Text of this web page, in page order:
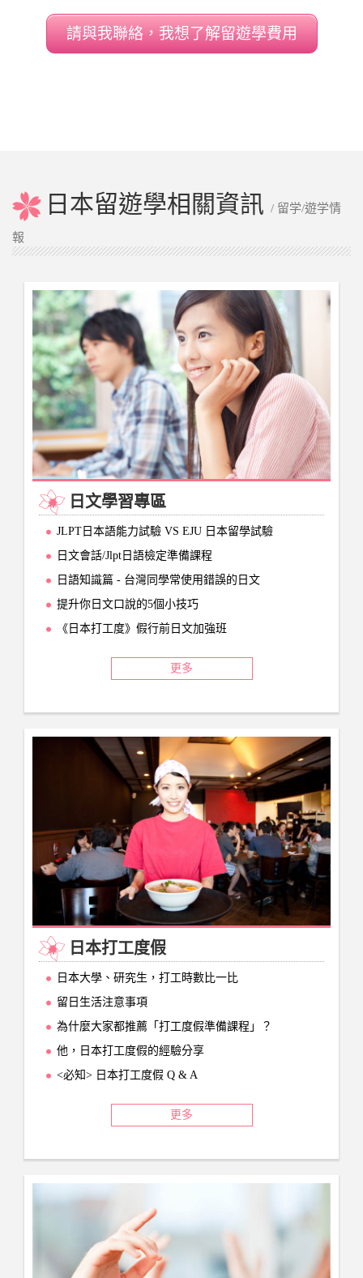
請與我聯絡，我想了解留遊學費用
日本留遊學相關資訊 / 留学/遊学情
報
日文學習專區
JLPT日本語能力試驗 VS EJU 日本留學試驗
日文會話/Jlpt日語檢定準備課程
日語知識篇 - 台灣同學常使用錯誤的日文
提升你日文口說的5個小技巧
《日本打工度》假行前日文加強班
更多
日本打工度假
日本大學、研究生，打工時數比一比
留日生活注意事項
為什麼大家都推薦「打工度假準備課程」？
他，日本打工度假的經驗分享
<必知> 日本打工度假 Q & A
更多